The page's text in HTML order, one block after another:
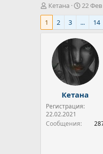
А
в
о
м
Кетана
Д
а
т
а
н
а
ч
а
л
а
22 Фев
1
2 3 ... 14
Кетана
Регистрация:
22.02.2021
Сообщения